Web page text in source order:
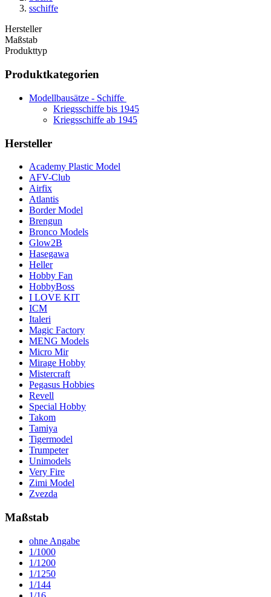
sschiffe
Hersteller
Maßstab
Produkttyp
Produktkategorien
Modellbausätze - Schiffe
Kriegsschiffe bis 1945
Kriegsschiffe ab 1945
Hersteller
Academy Plastic Model
AFV-Club
Airfix
Atlantis
Border Model
Brengun
Bronco Models
Glow2B
Hasegawa
Heller
Hobby Fan
HobbyBoss
I LOVE KIT
ICM
Italeri
Magic Factory
MENG Models
Micro Mir
Mirage Hobby
Mistercraft
Pegasus Hobbies
Revell
Special Hobby
Takom
Tamiya
Tigermodel
Trumpeter
Unimodels
Very Fire
Zimi Model
Zvezda
Maßstab
ohne Angabe
1/1000
1/1200
1/1250
1/144